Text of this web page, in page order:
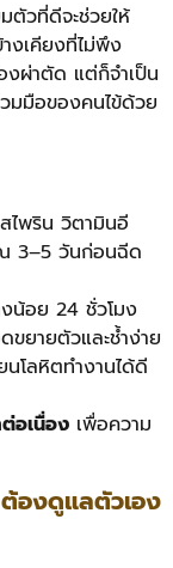
ตัวที่ดีจะช่วยให้
งเคียงที่ไม่พึง
งผ่าตัด แต่ก็จำเป็น
มมือของคนไข้ด้วย
ไพริน วิตามินอี
3–5 วันก่อนฉีด
น้อย 24 ชั่วโมง
ขยายตัวและช้ำง่าย
นโลหิตทำงานได้ดี
อเนื่อง เพื่อความ
องดูแลตัวเอง